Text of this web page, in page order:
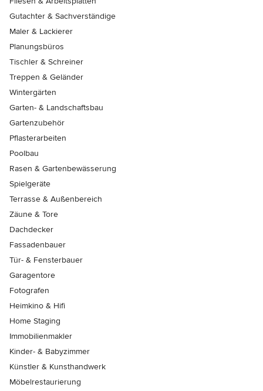
Gutachter & Sachverständige
Maler & Lackierer
Planungsbüros
Tischler & Schreiner
Treppen & Geländer
Wintergärten
Garten- & Landschaftsbau
Gartenzubehör
Pflasterarbeiten
Poolbau
Rasen & Gartenbewässerung
Spielgeräte
Terrasse & Außenbereich
Zäune & Tore
Dachdecker
Fassadenbauer
Tür- & Fensterbauer
Garagentore
Fotografen
Heimkino & Hifi
Home Staging
Immobilienmakler
Kinder- & Babyzimmer
Künstler & Kunsthandwerk
Möbelrestaurierung